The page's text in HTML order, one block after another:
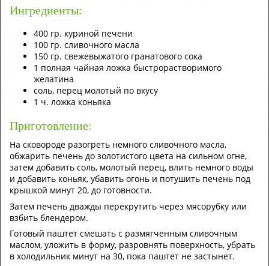
Ингредиенты:
400 гр. куриной печени
100 гр. сливочного масла
150 гр. свежевыжатого гранатового сока
1 полная чайная ложка быстрорастворимого
желатина
соль, перец молотый по вкусу
1 ч. ложка коньяка
Приготовление:
На сковороде разогреть немного сливочного масла,
обжарить печень до золотистого цвета на сильном огне,
затем добавить соль, молотый перец, влить немного воды
и добавить коньяк, убавить огонь и потушить печень под
крышкой минут 20, до готовности.
Затем печень дважды перекрутить через мясорубку или
взбить блендером.
Готовый паштет смешать с размягченным сливочным
маслом, уложить в форму, разровнять поверхность, убрать
в холодильник минут на 30, пока паштет не застынет.